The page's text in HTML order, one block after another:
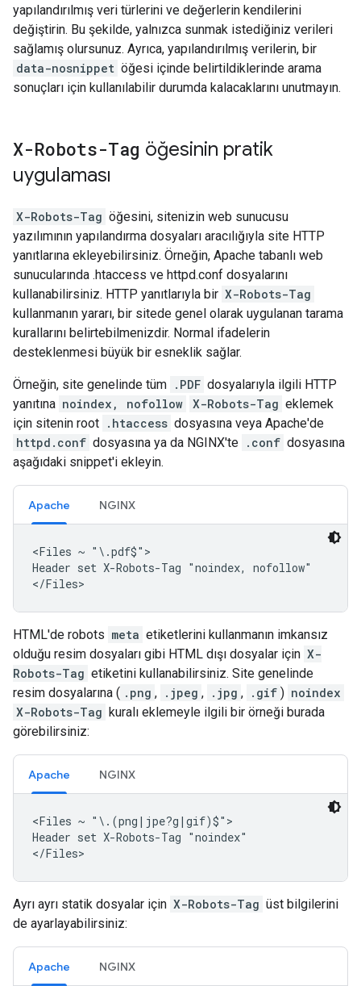
yapılandırılmış veri türlerini ve değerlerin kendilerini
değiştirin. Bu şekilde, yalnızca sunmak istediğiniz verileri
sağlamış olursunuz. Ayrıca, yapılandırılmış verilerin, bir
data-nosnippet öğesi içinde belirtildiklerinde arama
sonuçları için kullanılabilir durumda kalacaklarını unutmayın.
X-Robots-Tag öğesinin pratik
uygulaması
X-Robots-Tag öğesini, sitenizin web sunucusu
yazılımının yapılandırma dosyaları aracılığıyla site HTTP
yanıtlarına ekleyebilirsiniz. Örneğin, Apache tabanlı web
sunucularında .htaccess ve httpd.conf dosyalarını
kullanabilirsiniz. HTTP yanıtlarıyla bir X-Robots-Tag
kullanmanın yararı, bir sitede genel olarak uygulanan tarama
kurallarını belirtebilmenizdir. Normal ifadelerin
desteklenmesi büyük bir esneklik sağlar.
Örneğin, site genelinde tüm .PDF dosyalarıyla ilgili HTTP
yanıtına noindex, nofollow X-Robots-Tag eklemek
için sitenin root .htaccess dosyasına veya Apache'de
httpd.conf dosyasına ya da NGINX'te .conf dosyasına
aşağıdaki snippet'i ekleyin.
Apache NGINX
<Files ~ "\.pdf$">
Header set X-Robots-Tag "noindex, nofollow"
</Files>
HTML'de robots meta etiketlerini kullanmanın imkansız
olduğu resim dosyaları gibi HTML dışı dosyalar için X-
Robots-Tag etiketini kullanabilirsiniz. Site genelinde
resim dosyalarına ( .png , .jpeg , .jpg , .gif ) noindex
X-Robots-Tag kuralı eklemeyle ilgili bir örneği burada
görebilirsiniz:
Apache NGINX
<Files ~ "\.(png|jpe?g|gif)$">
Header set X-Robots-Tag "noindex"
</Files>
Ayrı ayrı statik dosyalar için X-Robots-Tag üst bilgilerini
de ayarlayabilirsiniz:
Apache NGINX